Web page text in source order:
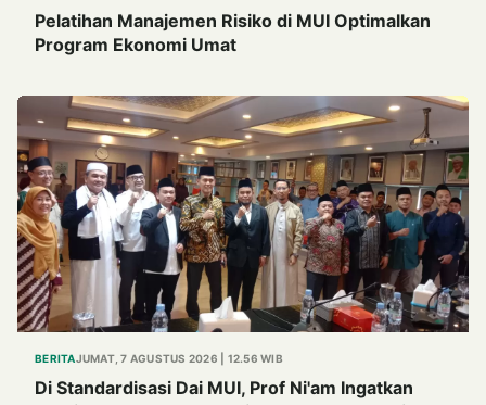
Pelatihan Manajemen Risiko di MUI Optimalkan
Program Ekonomi Umat
BERITAJUMAT, 7 AGUSTUS 2026 | 12.56 WIB
Di Standardisasi Dai MUI, Prof Ni'am Ingatkan